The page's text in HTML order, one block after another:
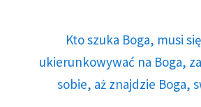
Kto szuka Boga, musi
ukierunkowywać na Boga,
sobie, aż znajdzie Boga,